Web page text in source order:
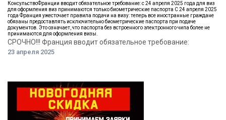
КонсульствоФранции вводит обязательное требование: с 24 апреля 2025 года для виз
для оформления виз принимаются только биометрические паспорта С 24 апреля 2025
года Франция ужесточает правила подачи на визу: теперь все иностранные граждане
обязаны предоставлять исключительно биометрические паспорта при подаче
документов. Это означает, что паспорта без встроенного электронного чипа более не
принимаются для оформления визы.​
СРОЧНО!!! Франция вводит обязательное требование:
23 апреля 2025